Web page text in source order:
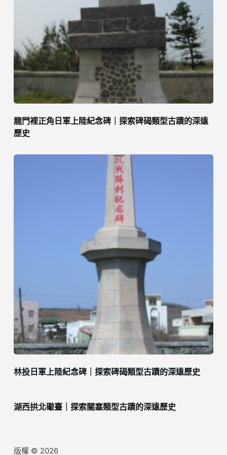
龍門裡正角日軍上陸紀念碑｜探索碑碣類型古蹟的深遠
歷史
林投日軍上陸紀念碑｜探索碑碣類型古蹟的深遠歷史
湖西拱北礮臺｜探索關塞類型古蹟的深遠歷史
版權 © 2026